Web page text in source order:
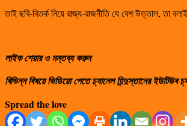
তাই ছবি-বিতর্ক নিয়ে রাজ্য-রাজনীতি যে বেশ উত্তাল, তা
লাইক শেয়ার ও মন্তব্য করুন
বিভিন্ন বিষয়ে ভিডিয়ো পেতে চ্যানেল হিন্দুস্তানের ইউটিউব
Spread the love